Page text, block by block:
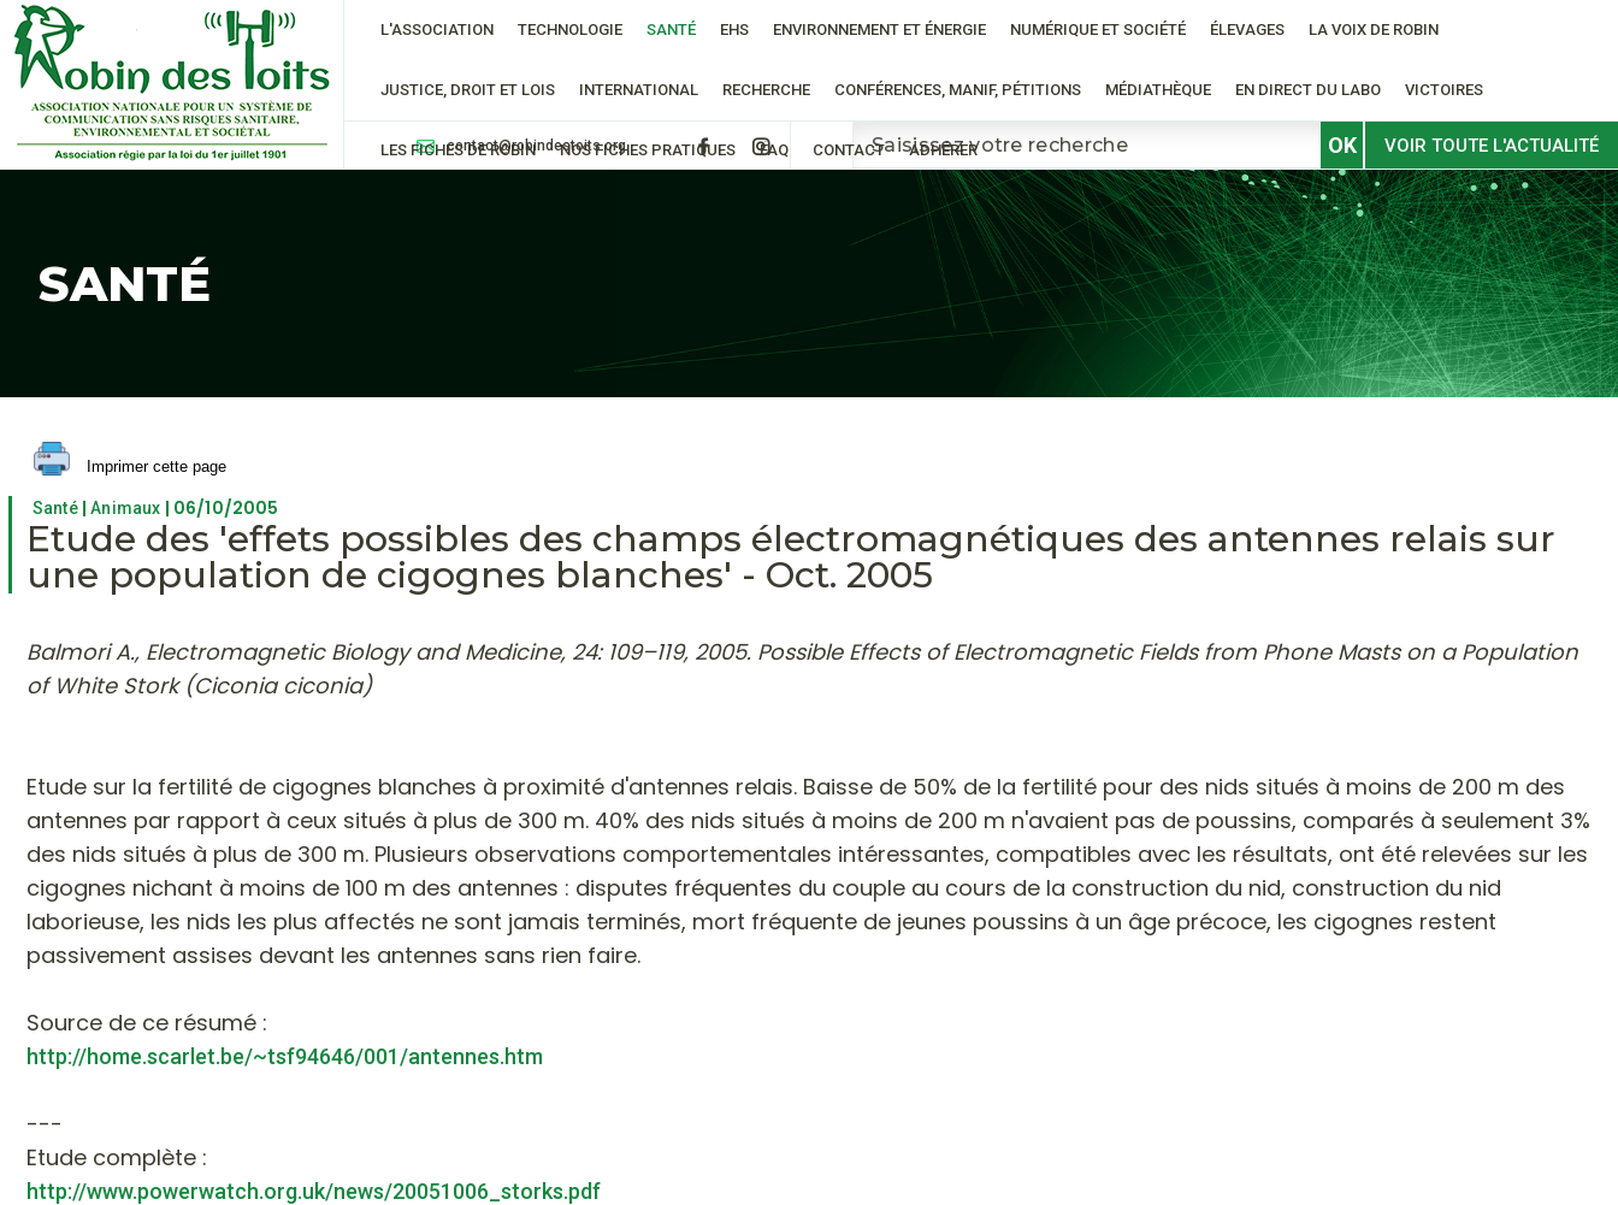
SANTÉ
L'ASSOCIATION TECHNOLOGIE SANTÉ EHS ENVIRONNEMENT ET ÉNERGIE NUMÉRIQUE ET SOCIÉTÉ ÉLEVAGES LA VOIX DE ROBIN
JUSTICE, DROIT ET LOIS INTERNATIONAL RECHERCHE CONFÉRENCES, MANIF, PÉTITIONS MÉDIATHÈQUE EN DIRECT DU LABO VICTOIRES
LES FICHES DE ROBIN NOS FICHES PRATIQUES FAQ CONTACT ADHÉRER
contact@robindestoits.org OK VOIR TOUTE L'ACTUALITÉ
Imprimer cette page
Santé|Animaux | 06/10/2005
Etude des 'effets possibles des champs électromagnétiques des antennes relais sur
une population de cigognes blanches' - Oct. 2005
Balmori A., Electromagnetic Biology and Medicine, 24: 109–119, 2005. Possible Effects of Electromagnetic Fields from Phone Masts on a Population
of White Stork (Ciconia ciconia)
Etude sur la fertilité de cigognes blanches à proximité d'antennes relais. Baisse de 50% de la fertilité pour des nids situés à moins de 200 m des
antennes par rapport à ceux situés à plus de 300 m. 40% des nids situés à moins de 200 m n'avaient pas de poussins, comparés à seulement 3%
des nids situés à plus de 300 m. Plusieurs observations comportementales intéressantes, compatibles avec les résultats, ont été relevées sur les
cigognes nichant à moins de 100 m des antennes : disputes fréquentes du couple au cours de la construction du nid, construction du nid
laborieuse, les nids les plus affectés ne sont jamais terminés, mort fréquente de jeunes poussins à un âge précoce, les cigognes restent
passivement assises devant les antennes sans rien faire.
Source de ce résumé :
http://home.scarlet.be/~tsf94646/001/antennes.htm
---
Etude complète :
http://www.powerwatch.org.uk/news/20051006_storks.pdf